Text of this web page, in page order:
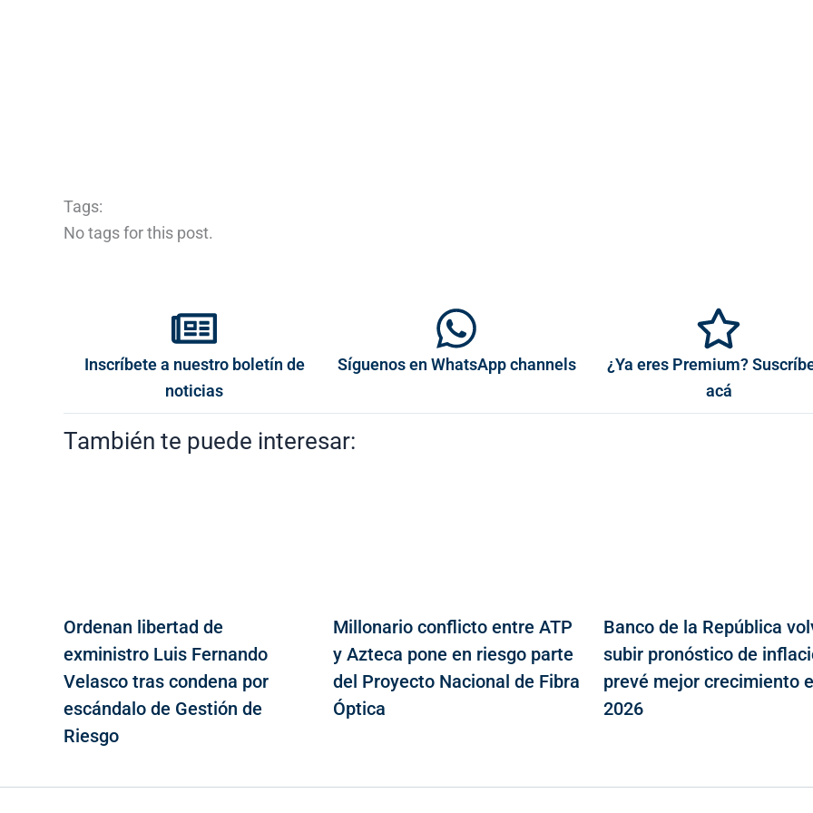
Tags:
No tags for this post.
Inscríbete a nuestro boletín de
noticias
Síguenos en WhatsApp channels
¿Ya eres Premium?
acá
También te puede interesar:
Ordenan libertad de
exministro Luis Fernando
Velasco tras condena por
escándalo de Gestión de
Riesgo
Millonario conflicto entre ATP
y Azteca pone en riesgo parte
del Proyecto Nacional de Fibra
Óptica
Banco de la República
subir pronóstico de
prevé mejor crecimiento
2026